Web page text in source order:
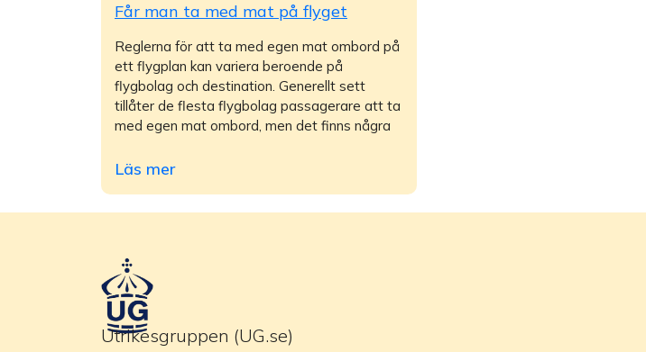
Får man ta med mat på flyget
Reglerna för att ta med egen mat ombord på
ett flygplan kan variera beroende på
flygbolag och destination. Generellt sett
tillåter de flesta flygbolag passagerare att ta
med egen mat ombord, men det finns några
Läs mer
Utrikesgruppen (UG.se)